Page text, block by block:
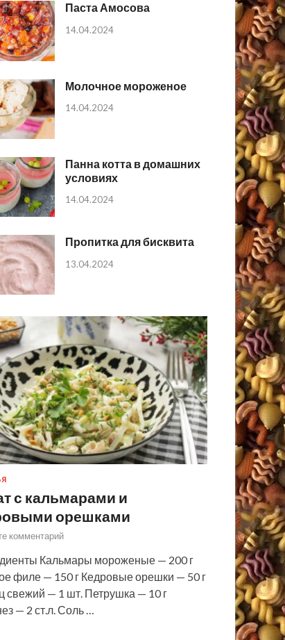
Паста Амосова
14.04.2024
Молочное мороженое
14.04.2024
Панна котта в домашних
условиях
14.04.2024
Пропитка для бисквита
13.04.2024
с кальмарами и
орешками
комментарий
Кальмары мороженые — 200 г
филе — 150 г Кедровые орешки — 50 г
свежий — 1 шт. Петрушка — 10 г
— 2 ст.л. Соль …